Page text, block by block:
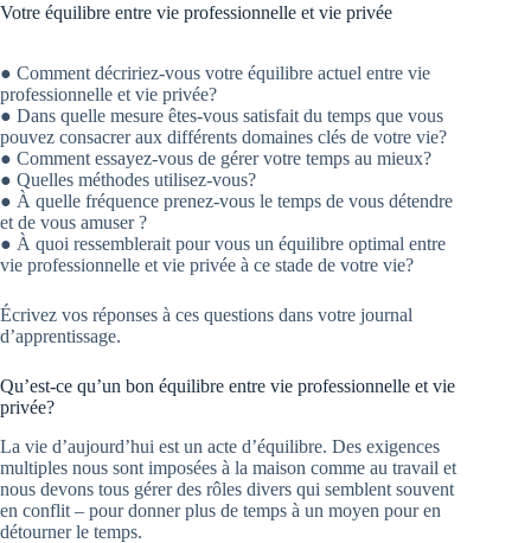
Votre équilibre entre vie professionnelle et vie privée
● Comment décririez-vous votre équilibre actuel entre vie
professionnelle et vie privée?
● Dans quelle mesure êtes-vous satisfait du temps que vous
pouvez consacrer aux différents domaines clés de votre vie?
● Comment essayez-vous de gérer votre temps au mieux?
● Quelles méthodes utilisez-vous?
● À quelle fréquence prenez-vous le temps de vous détendre
et de vous amuser ?
● À quoi ressemblerait pour vous un équilibre optimal entre
vie professionnelle et vie privée à ce stade de votre vie?
Écrivez vos réponses à ces questions dans votre journal
d’apprentissage.
Qu’est-ce qu’un bon équilibre entre vie professionnelle et vie
privée?
La vie d’aujourd’hui est un acte d’équilibre. Des exigences
multiples nous sont imposées à la maison comme au travail et
nous devons tous gérer des rôles divers qui semblent souvent
en conflit – pour donner plus de temps à un moyen pour en
détourner le temps.